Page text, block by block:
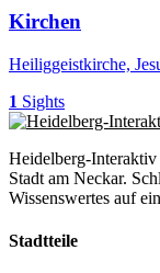
Kirchen
Heiliggeistkirche,
1 Sights
Heidelberg-Interaktiv
Stadt am Neckar.
Wissenswertes auf
Stadtteile